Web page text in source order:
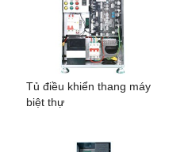
Tủ điều khiển thang máy
biệt thự